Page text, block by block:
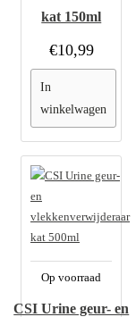
kat 150ml
€10,99
In
winkelwagen
Op voorraad
CSI Urine geur- en